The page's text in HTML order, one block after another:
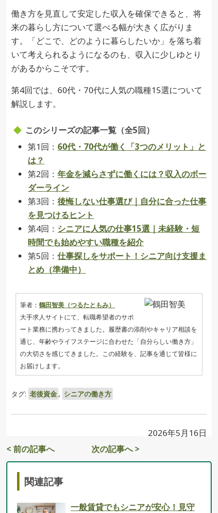
働き方を見直して安定した収入を確保できると、将
来の暮らし方について選べる幅が大きく広がりま
す。「どこで、どのように暮らしたいか」を落ち着
いて考えられるようになるのも、収入に少しゆとり
があるからこそです。
第4回では、60代・70代に人気の職種15選について
解説します。
このシリーズの記事一覧（全5回）
第1回： 60代・70代が働く「3つのメリット」と
は？
第2回：年金を減らさずに働くには？収入のボー
ダーライン
第3回：後悔しない仕事選び｜自分に合った仕事
を見つけるヒント
第4回： シニアに人気の仕事15選｜未経験・短
時間でも始めやすい職種を紹介
第5回：仕事探しをサポート！シニア向け支援ま
とめ（準備中）
筆者：鶴田智美（つるたともみ）
大手求人サイトにて、転職希望者のサポ
ート業務に携わってきました。履歴書の添削やキャリア相談を
通じ、年齢やライフステージに合わせた「自分らしい働き方」
の大切さを感じてきました。この経験を、記事を通じて皆様に
お届けします。
タグ: 老後資金 , シニアの働き方
2026年5月16日
< 前の記事へ
次の記事へ >
関連記事
一般賃貸でもシニアが安心！見守